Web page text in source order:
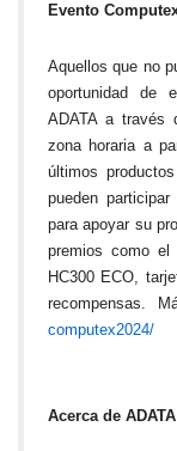
Evento
Aquellos que no
oportunidad de
ADATA a través
zona horaria a
últimos
pueden
para apoyar su
premios como
HC300 ECO,
recompensas.
computex2024/
Acerca de